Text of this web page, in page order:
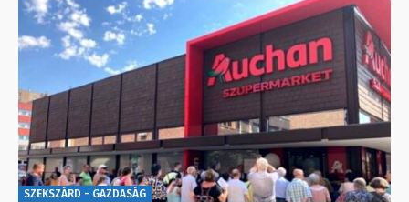
SZEKSZÁRD - GAZDASÁG